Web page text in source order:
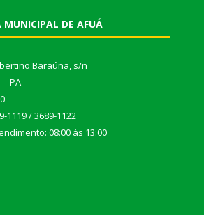
MUNICIPAL DE AFUÁ
Baraúna, s/n
PA
1119 / 3689-1122
08:00 às 13:00